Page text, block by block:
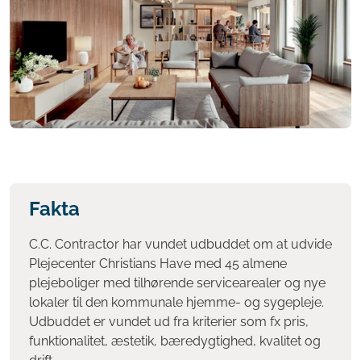
Fakta
C.C. Contractor har vundet udbuddet om at udvide
Plejecenter Christians Have med 45 almene
plejeboliger med tilhørende servicearealer og nye
lokaler til den kommunale hjemme- og sygepleje.
Udbuddet er vundet ud fra kriterier som fx pris,
funktionalitet, æstetik, bæredygtighed, kvalitet og